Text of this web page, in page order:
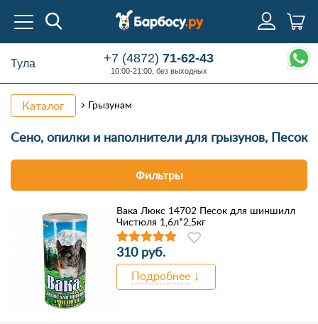
Тула +7 (4872)71-62-43
10:00-21:00, без выходных
Каталог Грызунам
Сено, опилки и наполнители для грызунов, Песок
Фильтры
Вака Люкс 14702 Песок для шиншилл
Чистюля 1,6л*2,5кг
310 руб.
Подробнее